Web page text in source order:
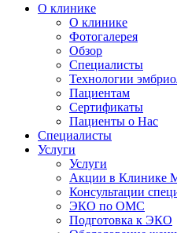
О клинике
О клинике
Фотогалерея
Обзор
Специалисты
Технологии
Пациентам
Сертификаты
Пациенты о Нас
Специалисты
Услуги
Услуги
Акции в
Консультации
ЭКО по ОМС
Подготовка к ЭКО